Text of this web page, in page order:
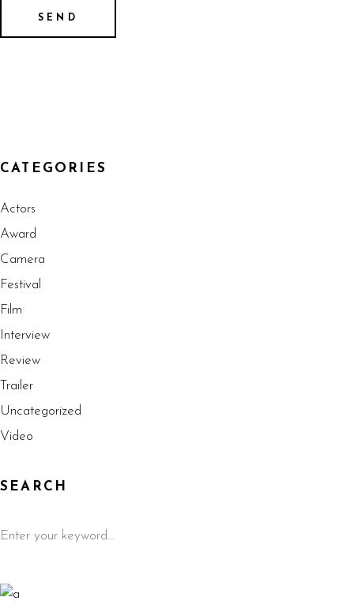
CATEGORIES
Actors
Award
Camera
Festival
Film
Interview
Review
Trailer
Uncategorized
Video
SEARCH
for: